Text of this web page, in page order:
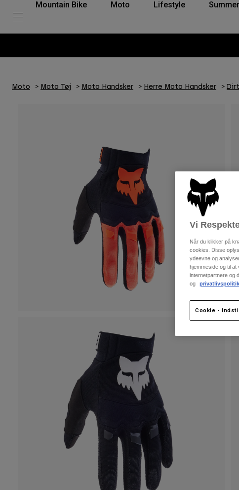
Mountain Bike Moto Lifestyle
Moto Moto Tøj Moto Handsker Herre Moto Handsker
Vi
Når du klikker på
cookies. Disse
ydeevne og
hjemmeside og til
internetpartnere og
og
Cookie -